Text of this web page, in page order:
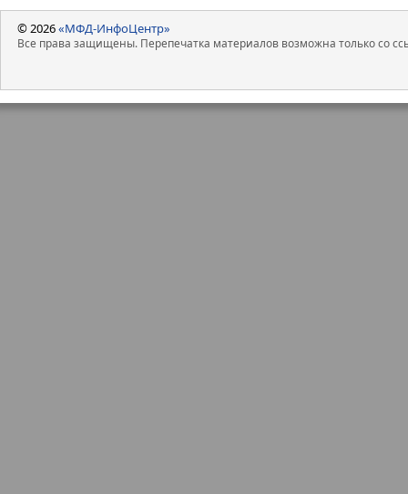
© 2026«МФД-ИнфоЦентр»
Все права защищены. Перепечатка материалов возможна только со